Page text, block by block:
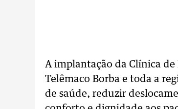
A implantação da Clínica
Telêmaco Borba e toda a
de saúde, reduzir